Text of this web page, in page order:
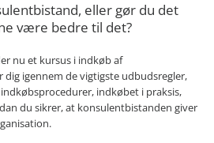
eller gør du det
være bedre til det?
nu et kursus i indkøb af
igennem de vigtigste udbudsregler,
indkøbet i praksis,
du sikrer, at konsulentbistanden giver